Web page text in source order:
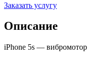
Заказать услугу
Описание
iPhone 5s — вибромотор